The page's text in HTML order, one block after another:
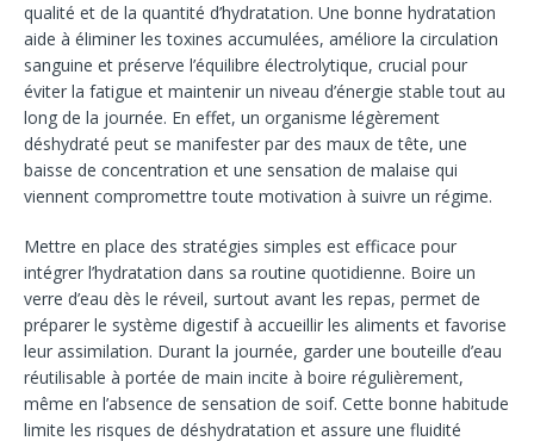
qualité et de la quantité d’hydratation. Une bonne hydratation
aide à éliminer les toxines accumulées, améliore la circulation
sanguine et préserve l’équilibre électrolytique, crucial pour
éviter la fatigue et maintenir un niveau d’énergie stable tout au
long de la journée. En effet, un organisme légèrement
déshydraté peut se manifester par des maux de tête, une
baisse de concentration et une sensation de malaise qui
viennent compromettre toute motivation à suivre un régime.
Mettre en place des stratégies simples est efficace pour
intégrer l’hydratation dans sa routine quotidienne. Boire un
verre d’eau dès le réveil, surtout avant les repas, permet de
préparer le système digestif à accueillir les aliments et favorise
leur assimilation. Durant la journée, garder une bouteille d’eau
réutilisable à portée de main incite à boire régulièrement,
même en l’absence de sensation de soif. Cette bonne habitude
limite les risques de déshydratation et assure une fluidité